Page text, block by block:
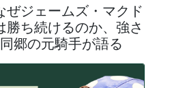
ぜジェームズ・マクド
勝ち続けるのか、強さ
郷の元騎手が語る